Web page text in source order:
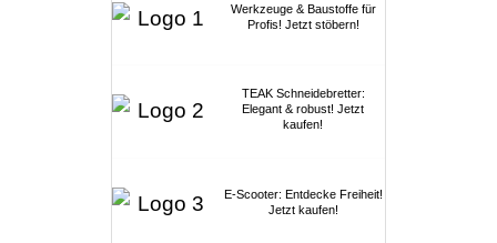
Werkzeuge & Baustoffe für
Profis! Jetzt stöbern!
TEAK Schneidebretter:
Elegant & robust! Jetzt
kaufen!
E-Scooter: Entdecke Freiheit!
Jetzt kaufen!